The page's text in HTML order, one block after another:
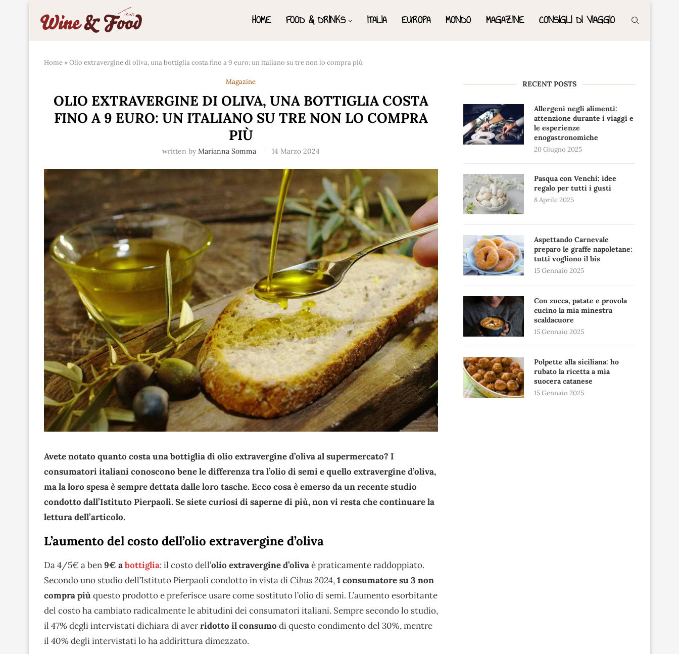
HOME FOOD & DRINKS ITALIA EUROPA MONDO MAGAZINE CONSIGLI DI VIAGGIO
Home »Olio extravergine di oliva, una bottiglia costa fino a 9 euro: un italiano su tre non lo compra più
Magazine
OLIO EXTRAVERGINE DI OLIVA, UNA BOTTIGLIA COSTA
FINO A 9 EURO: UN ITALIANO SU TRE NON LO COMPRA
PIÙ
written by Marianna Somma 14 Marzo 2024
Avete notato quanto costa una bottiglia di olio extravergine d’oliva al supermercato? I
consumatori italiani conoscono bene le differenza tra l’olio di semi e quello extravergine d’oliva,
ma la loro spesa è sempre dettata dalle loro tasche. Ecco cosa è emerso da un recente studio
condotto dall’Istituto Pierpaoli. Se siete curiosi di saperne di più, non vi resta che continuare la
lettura dell’articolo.
L’aumento del costo dell’olio extravergine d’oliva
Da 4/5€ a ben9€ abottiglia: il costo dell’olio extravergine d’olivaè praticamente raddoppiato.
Secondo uno studio dell’Istituto Pierpaoli condotto in vista diCibus 2024,1 consumatore su 3 non
compra più questo prodotto e preferisce usare come sostituto l’olio di semi. L’aumento esorbitante
del costo ha cambiato radicalmente le abitudini dei consumatori italiani. Sempre secondo lo studio,
il 47% degli intervistati dichiara di averridotto il consumo di questo condimento del 30%, mentre
il 40% degli intervistati lo ha addirittura dimezzato.
RECENT POSTS
Allergeni negli alimenti:
attenzione durante i viaggi e
le esperienze
enogastronomiche
20 Giugno 2025
Pasqua con Venchi: idee
regalo per tutti i gusti
8 Aprile 2025
Aspettando Carnevale
preparo le graffe napoletane:
tutti vogliono il bis
15 Gennaio 2025
Con zucca, patate e provola
cucino la mia minestra
scaldacuore
15 Gennaio 2025
Polpette alla siciliana: ho
rubato la ricetta a mia
suocera catanese
15 Gennaio 2025